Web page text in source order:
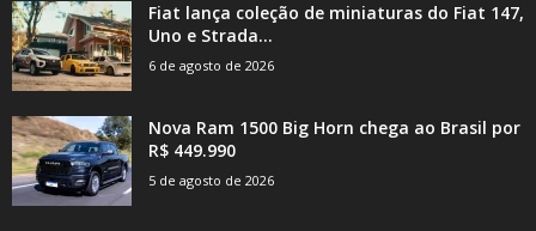
Fiat lança coleção de miniaturas do Fiat 147,
Uno e Strada...
6 de agosto de 2026
Nova Ram 1500 Big Horn chega ao Brasil por
R$ 449.990
5 de agosto de 2026